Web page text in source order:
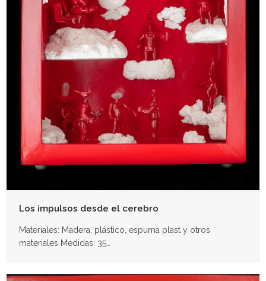
Los impulsos desde el cerebro
Materiales: Madera, plástico, espuma plast y otros
materiales Medidas: 35…